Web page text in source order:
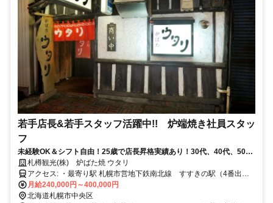
若手店長&若手スタッフ活躍中!! 炉端焼き社員スタッ
フ
未経験OK＆シフト自由！25歳で店長昇格実績あり！30代、40代、50
代、60代まで誰もが活躍できる職場です◎
札樽観光(株) 炉ばた焼 ウタリ
アクセス: ・最寄り駅 札幌市営地下鉄南北線 すすきの駅（4番出
口） 徒歩3分 札幌市電 資生館小学校前停留場 徒歩4分 札幌市営
地下鉄東豊線 豊水すすきの駅（7番出口） 徒歩6分 札幌市営地下
月給240,000円～400,000円
北海道札幌市中央区